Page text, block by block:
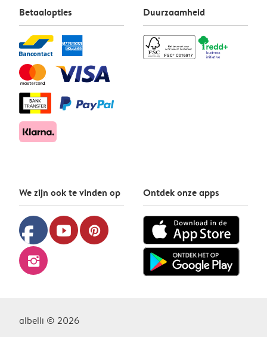
Betaalopties Duurzaamheid
We zijn ook te vinden op
facebook youtube pinterest
instagram
Ontdek onze apps
albelli © 2026